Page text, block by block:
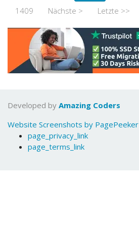
1409
Nächste > Letzte >>
Developed by Amazing Coders
Website Screenshots by PagePeeker
page_privacy_link
page_terms_link